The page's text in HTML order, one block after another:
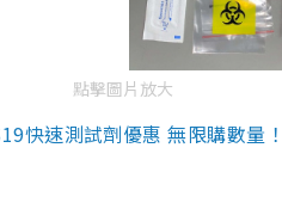
點擊圖片放大
快速測試劑優惠 無限購數量